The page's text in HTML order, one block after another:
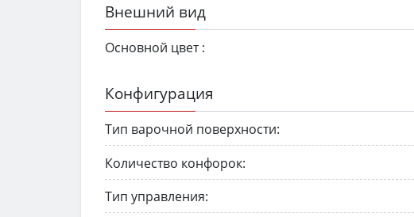
Внешний вид
Основной цвет :
Конфигурация
Тип варочной поверхности:
Количество конфорок:
Тип управления: